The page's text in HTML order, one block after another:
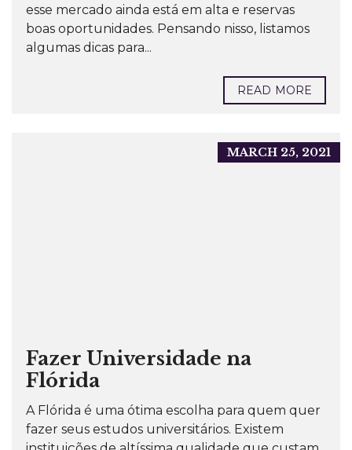
esse mercado ainda está em alta e reservas
boas oportunidades. Pensando nisso, listamos
algumas dicas para...
READ MORE
MARCH 25, 2021
Fazer Universidade na
Flórida
A Flórida é uma ótima escolha para quem quer
fazer seus estudos universitários. Existem